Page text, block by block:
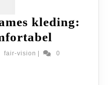
kleding:
Nike
fair-vision fair-
|
0